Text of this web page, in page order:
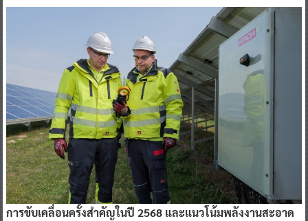
การขับเคลื่อนครั้งสำคัญในปี 2568 และแนวโน้มพลังงานสะอาด